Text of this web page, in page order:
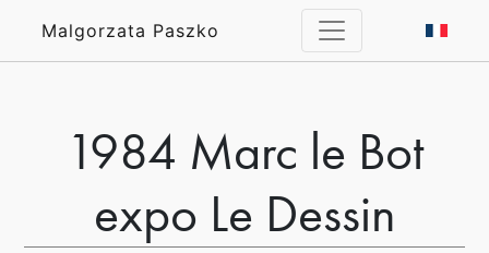
Malgorzata Paszko
1984 Marc le Bot
expo Le Dessin